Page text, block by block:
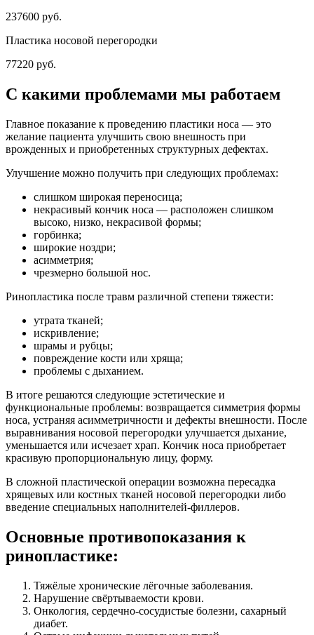
237600 руб.
Пластика носовой перегородки
77220 руб.
С какими проблемами мы работаем
Главное показание к проведению пластики носа — это
желание пациента улучшить свою внешность при
врожденных и приобретенных структурных дефектах.
Улучшение можно получить при следующих проблемах:
слишком широкая переносица;
некрасивый кончик носа — расположен слишком
высоко, низко, некрасивой формы;
горбинка;
широкие ноздри;
асимметрия;
чрезмерно большой нос.
Ринопластика после травм различной степени тяжести:
утрата тканей;
искривление;
шрамы и рубцы;
повреждение кости или хряща;
проблемы с дыханием.
В итоге решаются следующие эстетические и
функциональные проблемы: возвращается симметрия формы
носа, устраняя асимметричности и дефекты внешности. После
выравнивания носовой перегородки улучшается дыхание,
уменьшается или исчезает храп. Кончик носа приобретает
красивую пропорциональную лицу, форму.
В сложной пластической операции возможна пересадка
хрящевых или костных тканей носовой перегородки либо
введение специальных наполнителей-филлеров.
Основные противопоказания к
ринопластике:
Тяжёлые хронические лёгочные заболевания.
Нарушение свёртываемости крови.
Онкология, сердечно-сосудистые болезни, сахарный
диабет.